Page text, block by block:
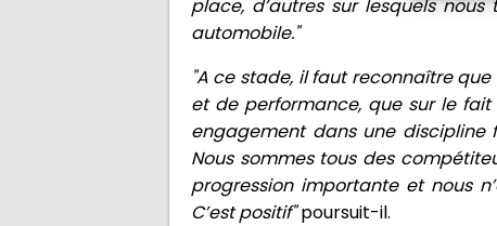
place, d’autres sur lesquels
automobile."
"A ce stade, il faut reconnaître
et de performance, que sur le fait
engagement dans une discipline
Nous sommes tous des
progression importante et nous
C’est positif"poursuit-il.